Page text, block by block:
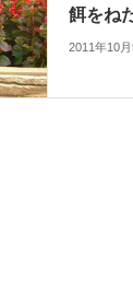
餌をね
2011年10月